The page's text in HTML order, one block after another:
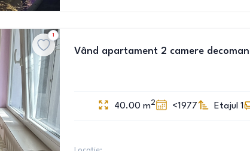
1
Vând apartament 2 camere
40.00 m2 <1977 Etajul 1